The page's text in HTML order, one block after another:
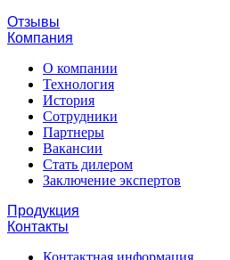
Отзывы
Компания
О компании
Технология
История
Сотрудники
Партнеры
Вакансии
Стать дилером
Заключение экспертов
Продукция
Контакты
Контактная информация